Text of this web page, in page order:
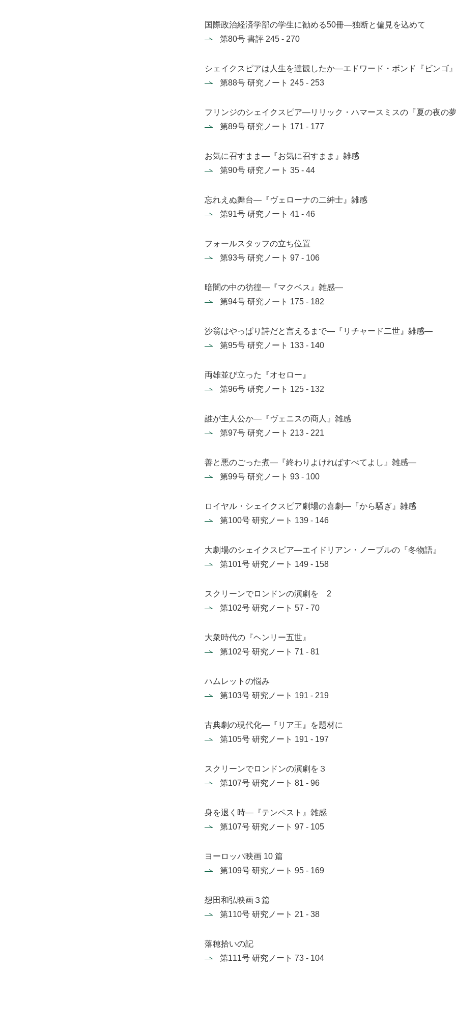
国際政治経済学部の学生に勧める50冊―独断と偏見を込めて
第80号 書評 245 - 270
シェイクスピアは人生を達観したか―エドワード・ボンド『ビンゴ
第88号 研究ノート 245 - 253
フリンジのシェイクスピア―リリック・ハマースミスの『夏の夜の夢
第89号 研究ノート 171 - 177
お気に召すまま―『お気に召すまま』雑感
第90号 研究ノート 35 - 44
忘れえぬ舞台―『ヴェローナの二紳士』雑感
第91号 研究ノート 41 - 46
フォールスタッフの立ち位置
第93号 研究ノート 97 - 106
暗闇の中の彷徨―『マクベス』雑感―
第94号 研究ノート 175 - 182
沙翁はやっぱり詩だと言えるまで―『リチャード二世』雑感―
第95号 研究ノート 133 - 140
両雄並び立った『オセロー』
第96号 研究ノート 125 - 132
誰が主人公か―『ヴェニスの商人』雑感
第97号 研究ノート 213 - 221
善と悪のごった煮―『終わりよければすべてよし』雑感―
第99号 研究ノート 93 - 100
ロイヤル・シェイクスピア劇場の喜劇―『から騒ぎ』雑感
第100号 研究ノート 139 - 146
大劇場のシェイクスピア―エイドリアン・ノーブルの『冬物語』
第101号 研究ノート 149 - 158
スクリーンでロンドンの演劇を 2
第102号 研究ノート 57 - 70
大衆時代の『ヘンリー五世』
第102号 研究ノート 71 - 81
ハムレットの悩み
第103号 研究ノート 191 - 219
古典劇の現代化―『リア王』を題材に
第105号 研究ノート 191 - 197
スクリーンでロンドンの演劇を３
第107号 研究ノート 81 - 96
身を退く時―『テンペスト』雑感
第107号 研究ノート 97 - 105
ヨーロッパ映画 10 篇
第109号 研究ノート 95 - 169
想田和弘映画３篇
第110号 研究ノート 21 - 38
落穂拾いの記
第111号 研究ノート 73 - 104